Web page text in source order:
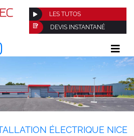
LES TUTOS
DEVIS INSTANTANÉ
ÉLECTRIQUE NICE